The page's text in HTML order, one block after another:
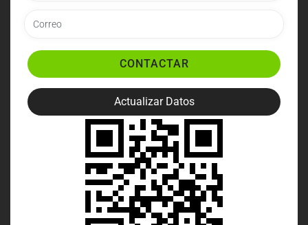
CONTACTAR
Actualizar Datos